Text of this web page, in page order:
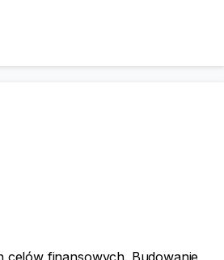
celów finansowych. Budowanie